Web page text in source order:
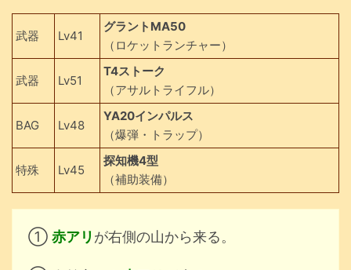
武器 Lv41
グラントMA50
（ロケットランチャー）
武器 Lv51
T4ストーク
（アサルトライフル）
BAG Lv48
YA20インパルス
（爆弾・トラップ）
特殊 Lv45
探知機4型
（補助装備）
① 赤アリ が右側の山から来る。